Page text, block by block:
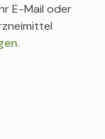
E-Mail oder